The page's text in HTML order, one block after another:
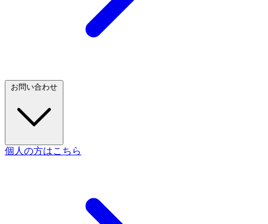
お問い合わせ
個人の方はこちら